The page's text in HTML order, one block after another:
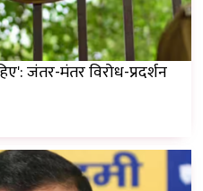
जंतर-मंतर विरोध-प्रदर्शन